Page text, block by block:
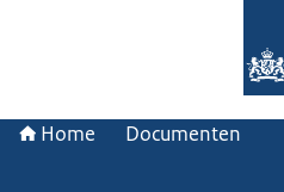
Home Documenten